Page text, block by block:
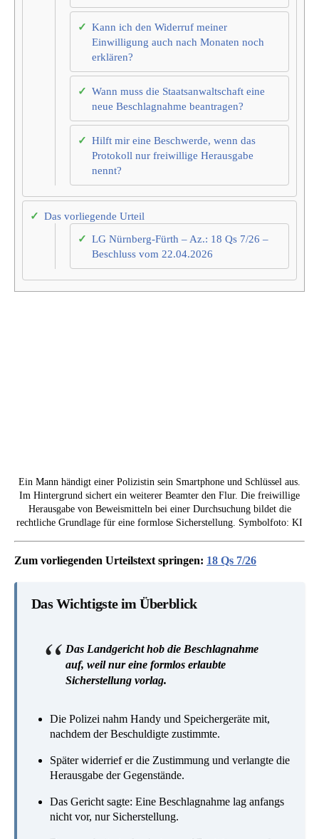
Kann ich den Widerruf meiner
Einwilligung auch nach Monaten noch
erklären?
Wann muss die Staatsanwaltschaft eine
neue Beschlagnahme beantragen?
Hilft mir eine Beschwerde, wenn das
Protokoll nur freiwillige Herausgabe
nennt?
Das vorliegende Urteil
LG Nürnberg-Fürth – Az.: 18 Qs 7/26 –
Beschluss vom 22.04.2026
Ein Mann händigt einer Polizistin sein Smartphone und Schlüssel aus.
Im Hintergrund sichert ein weiterer Beamter den Flur. Die freiwillige
Herausgabe von Beweismitteln bei einer Durchsuchung bildet die
rechtliche Grundlage für eine formlose Sicherstellung. Symbolfoto: KI
Zum vorliegenden Urteilstext springen: 18 Qs 7/26
Das Wichtigste im Überblick
Das Landgericht hob die Beschlagnahme
auf, weil nur eine formlos erlaubte
Sicherstellung vorlag.
Die Polizei nahm Handy und Speichergeräte mit,
nachdem der Beschuldigte zustimmte.
Später widerrief er die Zustimmung und verlangte die
Herausgabe der Gegenstände.
Das Gericht sagte: Eine Beschlagnahme lag anfangs
nicht vor, nur Sicherstellung.